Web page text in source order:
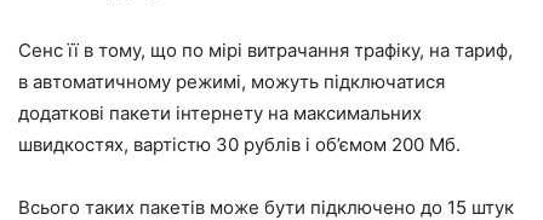
Сенс її в тому, що по мірі витрачання трафіку, на тариф,
в автоматичному режимі, можуть підключатися
додаткові пакети інтернету на максимальних
швидкостях, вартістю 30 рублів і об’ємом 200 Мб.
Всього таких пакетів може бути підключено до 15 штук